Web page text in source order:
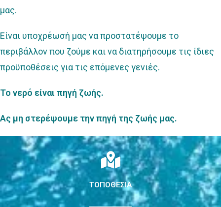
μας.
Είναι υποχρέωσή μας να προστατέψουμε το
περιβάλλον που ζούμε και να διατηρήσουμε τις ίδιες
προϋποθέσεις για τις επόμενες γενιές.
Το νερό είναι πηγή ζωής.
Ας μη στερέψουμε την πηγή της ζωής μας.
ΤΟΠΟΘΕΣΙΑ